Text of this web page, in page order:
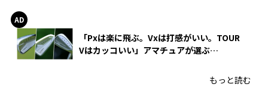
「Pxは楽に飛ぶ。Vxは打感がいい。TOUR
Vはカッコいい」アマチュアが選ぶ
もっと読む